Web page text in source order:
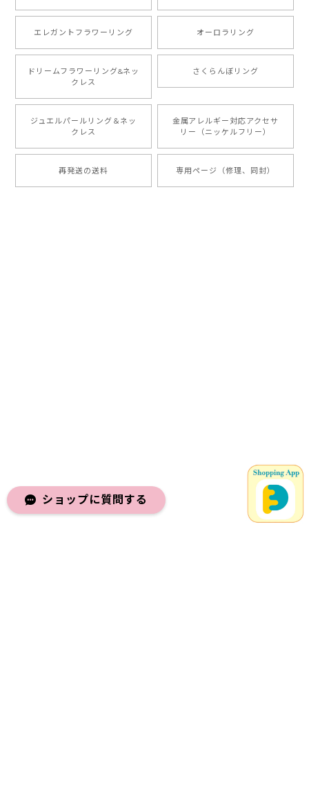
エレガントフラワーリング オーロラリング
ドリームフラワーリング&ネッ
クレス
さくらんぼリング
ジュエルパールリング＆ネッ
クレス
金属アレルギー対応アクセサ
リー（ニッケルフリー）
再発送の送料 専用ページ（修理、同封）
ショップに質問する